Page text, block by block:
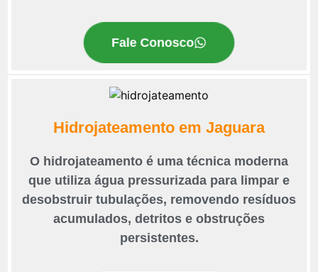
Fale Conosco
Hidrojateamento em Jaguara
O hidrojateamento é uma técnica moderna
que utiliza água pressurizada para limpar e
desobstruir tubulações, removendo resíduos
acumulados, detritos e obstruções
persistentes.